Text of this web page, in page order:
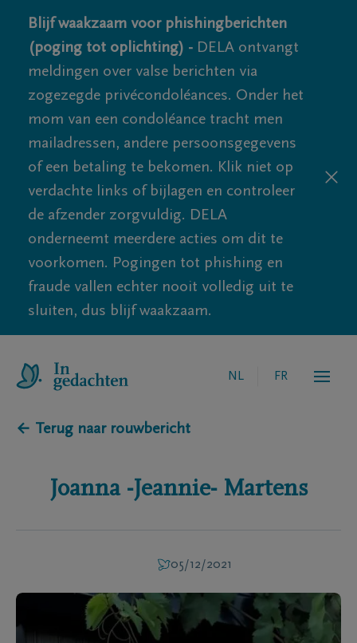
Blijf waakzaam voor phishingberichten
(poging tot oplichting) - DELA ontvangt
meldingen over valse berichten via
zogezegde privécondoléances. Onder het
mom van een condoléance tracht men
mailadressen, andere persoonsgegevens
of een betaling te bekomen. Klik niet op
verdachte links of bijlagen en controleer
de afzender zorgvuldig. DELA
onderneemt meerdere acties om dit te
voorkomen. Pogingen tot phishing en
fraude vallen echter nooit volledig uit te
sluiten, dus blijf waakzaam.
NL FR
← Terug naar rouwbericht
Joanna -Jeannie- Martens
05/12/2021